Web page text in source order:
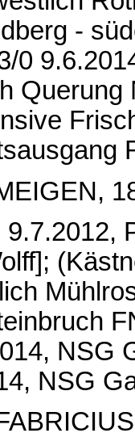
-
0
NSG
NSG